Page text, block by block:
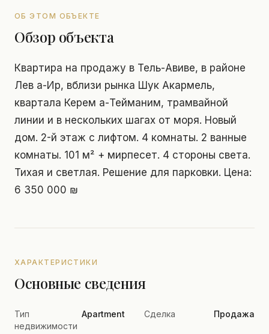
ОБ ЭТОМ ОБЪЕКТЕ
Обзор объекта
Квартира на продажу в Тель-Авиве, в районе
Лев а-Ир, вблизи рынка Шук Акармель,
квартала Керем а-Тейманим, трамвайной
линии и в нескольких шагах от моря. Новый
дом. 2-й этаж с лифтом. 4 комнаты. 2 ванные
комнаты. 101 м² + мирпесет. 4 стороны света.
Тихая и светлая. Решение для парковки. Цена:
6 350 000 ₪
ХАРАКТЕРИСТИКИ
Основные сведения
Тип
недвижимости
Apartment Сделка Продажа